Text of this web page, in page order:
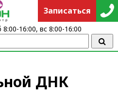
ДНК
Записаться
16:00, вс 8:00-16:00